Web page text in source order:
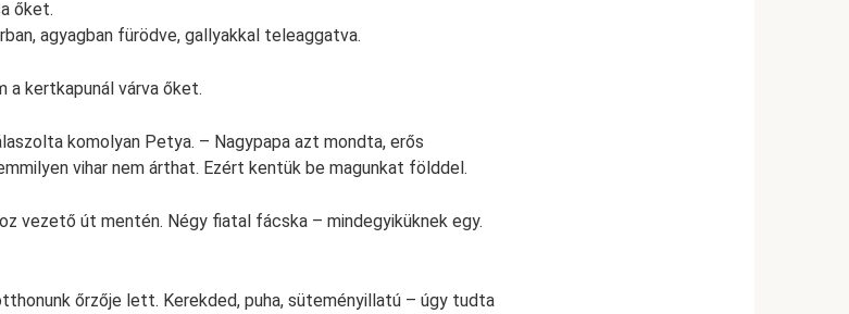
őket.
agyagban fürödve, gallyakkal teleaggatva.
kertkapunál várva őket.
komolyan Petya. – Nagypapa azt mondta, erős
vihar nem árthat. Ezért kentük be magunkat földdel.
vezető út mentén. Négy fiatal fácska – mindegyiküknek egy.
őrzője lett. Kerekded, puha, süteményillatú – úgy tudta